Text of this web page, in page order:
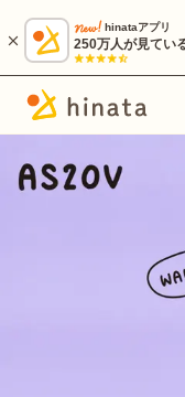
hinataアプリ
250万人が見てい